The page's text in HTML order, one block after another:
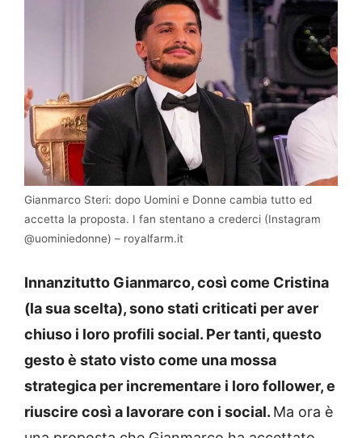
Gianmarco Steri: dopo Uomini e Donne cambia tutto ed
accetta la proposta. I fan stentano a crederci (Instagram
@uominiedonne) – royalfarm.it
Innanzitutto Gianmarco, così come Cristina
(la sua scelta), sono stati criticati per aver
chiuso i loro profili social. Per tanti, questo
gesto è stato visto come una mossa
strategica per incrementare i loro follower, e
riuscire così a lavorare con i social. Ma ora è